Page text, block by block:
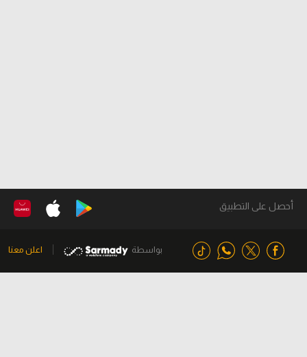
أحصل على التطبيق
بواسطة اعلن معنا